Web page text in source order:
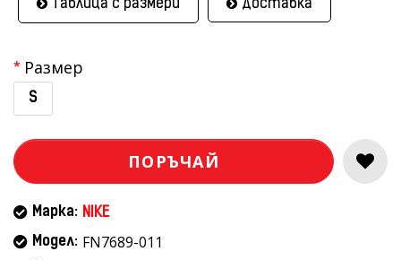
Таблица с размери Доставка
Размер
S
ПОРЪЧАЙ
Марка: NIKE
Модел: FN7689-011